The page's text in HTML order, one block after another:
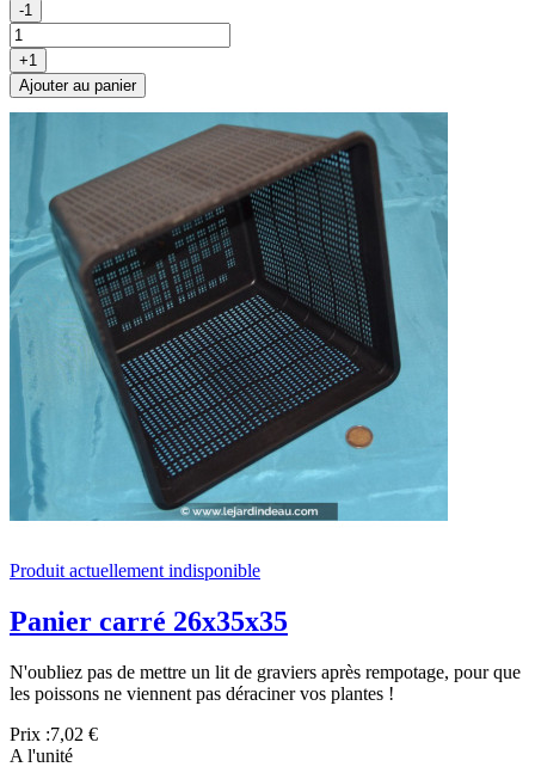
-1
+1
Ajouter au panier
Produit actuellement indisponible
Panier carré 26x35x35
N'oubliez pas de mettre un lit de graviers après rempotage, pour que
les poissons ne viennent pas déraciner vos plantes !
Prix :7,02 €
A l'unité